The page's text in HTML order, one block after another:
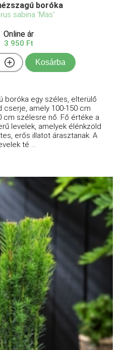
boróka
sabina 'Mas'
Online ár
3 950 Ft
Kosárba
boróka egy széles, elterülő
cserje, amely 100-150 cm
cm szélesre nő. Fő értéke a
levelek, amelyek élénkzöld
erős illatot árasztanak. A
té ...